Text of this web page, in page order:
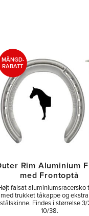
Rim Aluminium
med Frontoptå
falsat aluminiumsracersko
med trukket tåkappe og
stålskinne. Findes i størrelse
10/38.
MÄNGD-
RABATT